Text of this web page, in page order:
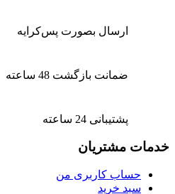
ارسال بصورت پس‌کرایه
ضمانت بازگشت 48 ساعته
پشتیبانی 24 ساعته
خدمات مشتریان
حساب کاربری من
سبد خرید